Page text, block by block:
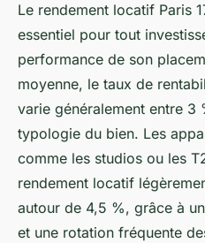
Le rendement locatif Paris
essentiel pour tout
performance de son
moyenne, le taux de
varie généralement entre 3
typologie du bien. Les
comme les studios ou les
rendement locatif
autour de 4,5 %, grâce à
et une rotation fréquente